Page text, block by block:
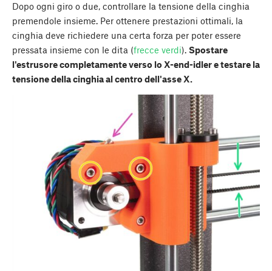
Dopo ogni giro o due, controllare la tensione della cinghia
premendole insieme. Per ottenere prestazioni ottimali, la
cinghia deve richiedere una certa forza per poter essere
pressata insieme con le dita (frecce verdi). Spostare
l'estrusore completamente verso lo X-end-idler e testare la
tensione della cinghia al centro dell'asse X.